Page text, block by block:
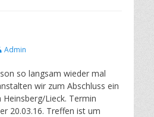
Admin
so langsam wieder mal
wir zum Abschluss ein
Heinsberg/Lieck. Termin
20.03.16. Treffen ist um